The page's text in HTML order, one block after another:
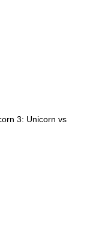
3: Unicorn vs